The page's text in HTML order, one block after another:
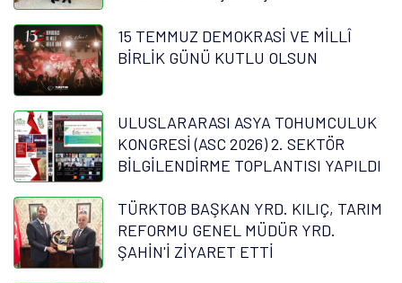
15 TEMMUZ DEMOKRASİ VE MİLLÎ
BİRLİK GÜNÜ KUTLU OLSUN
ULUSLARARASI ASYA TOHUMCULUK
KONGRESİ (ASC 2026) 2. SEKTÖR
BİLGİLENDİRME TOPLANTISI YAPILDI
TÜRKTOB BAŞKAN YRD. KILIÇ, TARIM
REFORMU GENEL MÜDÜR YRD.
ŞAHİN'İ ZİYARET ETTİ